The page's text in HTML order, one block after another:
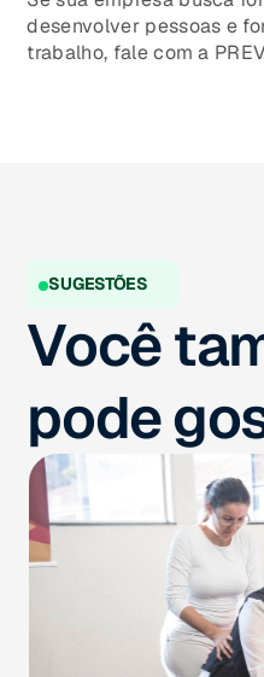
desenvolver pessoas e
trabalho, fale com a
SUGESTÕES
Você
pode